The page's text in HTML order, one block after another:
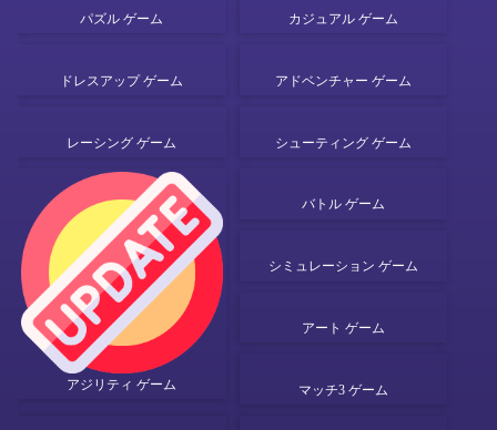
パズル ゲーム カジュアル ゲーム
ドレスアップ ゲーム アドベンチャー ゲーム
レーシング ゲーム シューティング ゲーム
アジリティ ゲーム
バトル ゲーム
シミュレーション ゲーム
アート ゲーム
マッチ3 ゲーム